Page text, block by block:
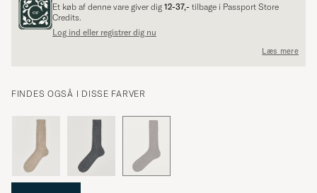
Et køb af denne vare giver dig 12-37,- tilbage i Passport Store
Credits.
Log ind eller registrer dig nu
Læs mere
FINDES OGSÅ I DISSE FARVER